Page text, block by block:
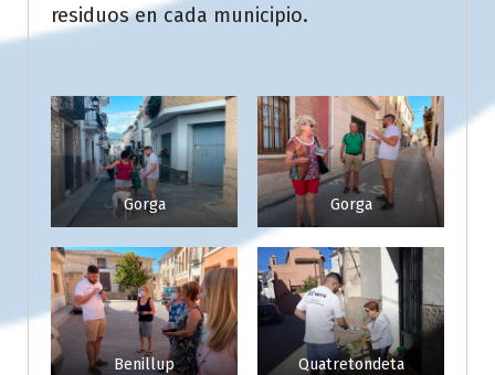
residuos en cada municipio.
Gorga Gorga
Benillup Quatretondeta